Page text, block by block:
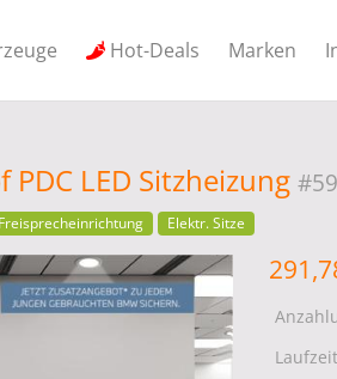
Hot-Deals Marken
LED Sitzheizung
Freisprecheinrichtung Elektr. Sitze
Laufzeit